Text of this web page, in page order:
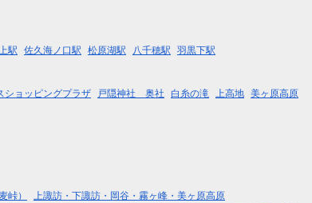
駅 佐久海ノ口駅 松原湖駅 八千穂駅 羽黒下駅
ショッピングプラザ 戸隠神社 奥社 白糸の滝 上高地 美ヶ原高原
峠）
上諏訪・下諏訪・岡谷・霧ヶ峰・美ヶ原高原